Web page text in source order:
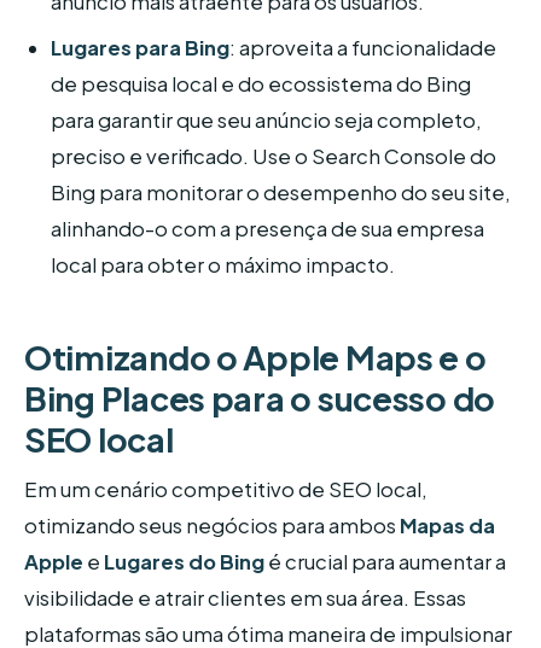
Lugares para Bing: aproveita a funcionalidade
de pesquisa local e do ecossistema do Bing
para garantir que seu anúncio seja completo,
preciso e verificado. Use o Search Console do
Bing para monitorar o desempenho do seu site,
alinhando-o com a presença de sua empresa
local para obter o máximo impacto.
Otimizando o Apple Maps e o
Bing Places para o sucesso do
SEO local
Em um cenário competitivo de SEO local,
otimizando seus negócios para ambos Mapas da
Apple e Lugares do Bingé crucial para aumentar a
visibilidade e atrair clientes em sua área. Essas
plataformas são uma ótima maneira de impulsionar